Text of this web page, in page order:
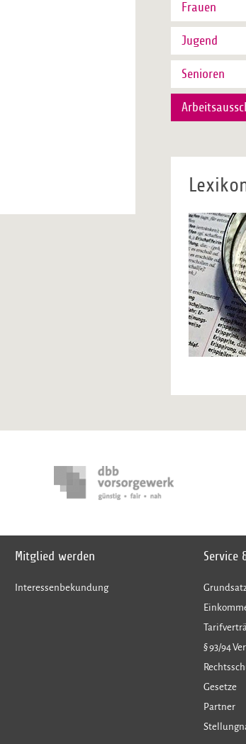
Frauen
Jugend
Senioren
Mitglied werden
Interessenbekundung
Service
§ 93/94
Gesetze
Partner